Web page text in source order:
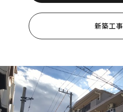
お問い合わせ
プライバシーポリシー
新築工事